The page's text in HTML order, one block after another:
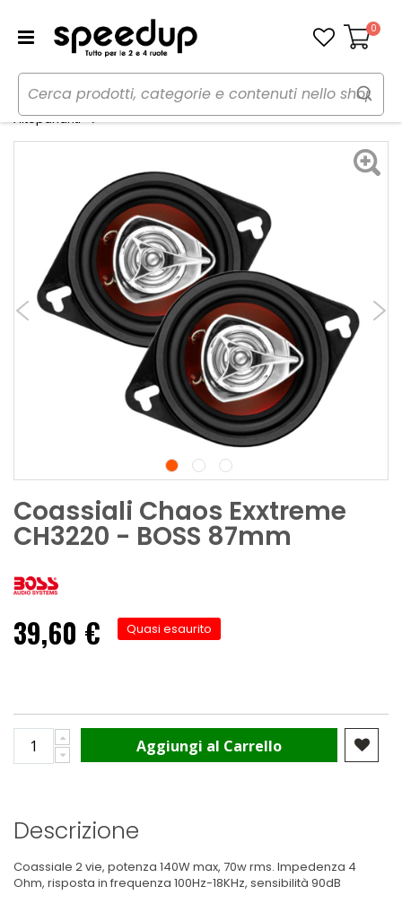
Carrello
0
Home Auto
Audio elettronica mobile
Altoparlanti
Coassiali Chaos Exxtreme CH3220 - BOSS
Coassiali Chaos Exxtreme
CH3220 - BOSS 87mm
39,60 € Quasi esaurito
Aggiungi al Carrello
Descrizione
Coassiale 2 vie, potenza 140W max, 70w rms. Impedenza 4
Ohm, risposta in frequenza 100Hz-18KHz, sensibilità 90dB